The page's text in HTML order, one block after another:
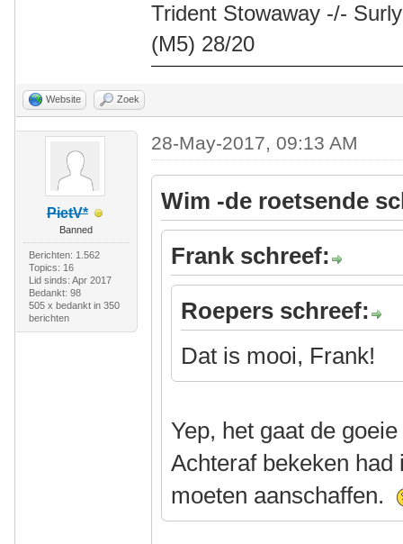
Trident Stowaway -/-
(M5) 28/20
Website Zoek
PietV*
Banned
Berichten: 1.562
Topics: 16
Lid sinds: Apr 2017
Bedankt: 98
505 x bedankt in 350
berichten
28-May-2017, 09:13 AM
Wim -de roetsende
Frank schreef:
Roepers schreef:
Dat is mooi, Frank!
Yep, het gaat de
Achteraf bekeken
moeten aanschaffen.